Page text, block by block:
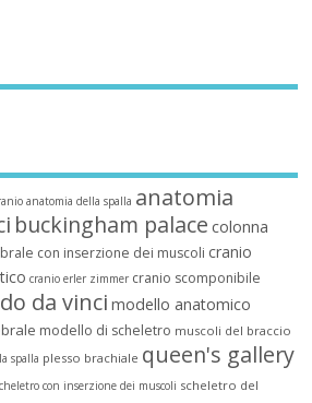
anatomia della spalla anatomia
buckingham palace colonna
con inserzione dei muscoli cranio
cranio erler zimmer cranio scomponibile
da vinci modello anatomico
modello di scheletro muscoli del braccio
spalla plesso brachiale queen's gallery
con inserzione dei muscoli scheletro del